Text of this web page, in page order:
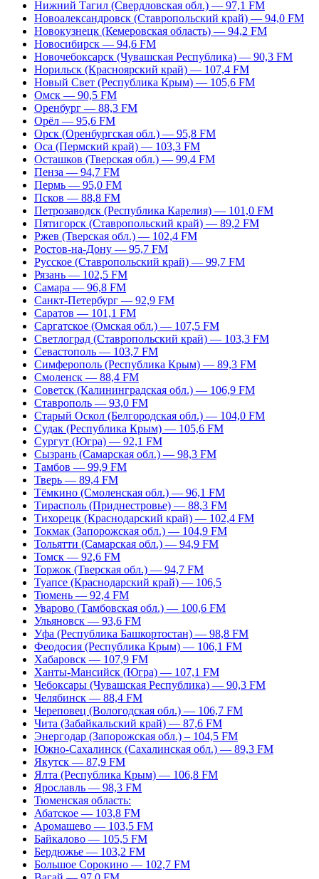
Нижний Тагил (Свердловская обл.) — 97,1 FM
Новоалександровск (Ставропольский край) — 94,0 FM
Новокузнецк (Кемеровская область) — 94,2 FM
Новосибирск — 94,6 FM
Новочебоксарск (Чувашская Республика) — 90,3 FM
Норильск (Красноярский край) — 107,4 FM
Новый Свет (Республика Крым) — 105,6 FM
Омск — 90,5 FM
Оренбург — 88,3 FM
Орёл — 95,6 FM
Орск (Оренбургская обл.) — 95,8 FM
Оса (Пермский край) — 103,3 FM
Осташков (Тверская обл.) — 99,4 FM
Пенза — 94,7 FM
Пермь — 95,0 FM
Псков — 88,8 FM
Петрозаводск (Республика Карелия) — 101,0 FM
Пятигорск (Ставропольский край) — 89,2 FM
Ржев (Тверская обл.) — 102,4 FM
Ростов-на-Дону — 95,7 FM
Русское (Ставропольский край) — 99,7 FM
Рязань — 102,5 FM
Самара — 96,8 FM
Санкт-Петербург — 92,9 FM
Саратов — 101,1 FM
Саргатское (Омская обл.) — 107,5 FM
Светлоград (Ставропольский край) — 103,3 FM
Севастополь — 103,7 FM
Симферополь (Республика Крым) — 89,3 FM
Смоленск — 88,4 FM
Советск (Калининградская обл.) — 106,9 FM
Ставрополь — 93,0 FM
Старый Оскол (Белгородская обл.) — 104,0 FM
Судак (Республика Крым) — 105,6 FM
Сургут (Югра) — 92,1 FM
Сызрань (Самарская обл.) — 98,3 FM
Тамбов — 99,9 FM
Тверь — 89,4 FM
Тёмкино (Смоленская обл.) — 96,1 FM
Тирасполь (Приднестровье) — 88,3 FM
Тихорецк (Краснодарский край) — 102,4 FM
Токмак (Запорожская обл.) — 104,9 FM
Тольятти (Самарская обл.) — 94,9 FM
Томск — 92,6 FM
Торжок (Тверская обл.) — 94,7 FM
Туапсе (Краснодарский край) — 106,5
Тюмень — 92,4 FM
Уварово (Тамбовская обл.) — 100,6 FM
Ульяновск — 93,6 FM
Уфа (Республика Башкортостан) — 98,8 FM
Феодосия (Республика Крым) — 106,1 FM
Хабаровск — 107,9 FM
Ханты-Мансийск (Югра) — 107,1 FM
Чебоксары (Чувашская Республика) — 90,3 FM
Челябинск — 88,4 FM
Череповец (Вологодская обл.) — 106,7 FM
Чита (Забайкальский край) — 87,6 FM
Энергодар (Запорожская обл.) – 104,5 FM
Южно-Сахалинск (Сахалинская обл.) — 89,3 FM
Якутск — 87,9 FM
Ялта (Республика Крым) — 106,8 FM
Ярославль — 98,3 FM
Тюменская область:
Абатское — 103,8 FM
Аромашево — 103,5 FM
Байкалово — 105,5 FM
Бердюжье — 103,2 FM
Большое Сорокино — 102,7 FM